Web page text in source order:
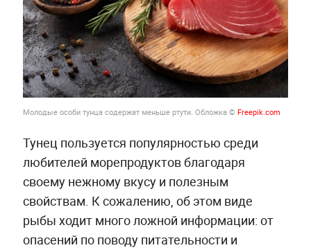
Молодые особи тунца содержат меньше ртути. Обложка © Freepik.com
Тунец пользуется популярностью среди
любителей морепродуктов благодаря
своему нежному вкусу и полезным
свойствам. К сожалению, об этом виде
рыбы ходит много ложной информации: от
опасений по поводу питательности и